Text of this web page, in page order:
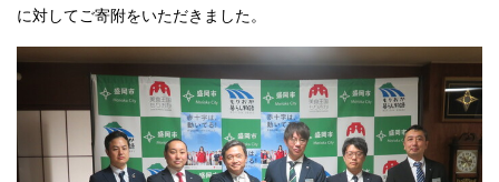
に対してご寄附をいただきました。